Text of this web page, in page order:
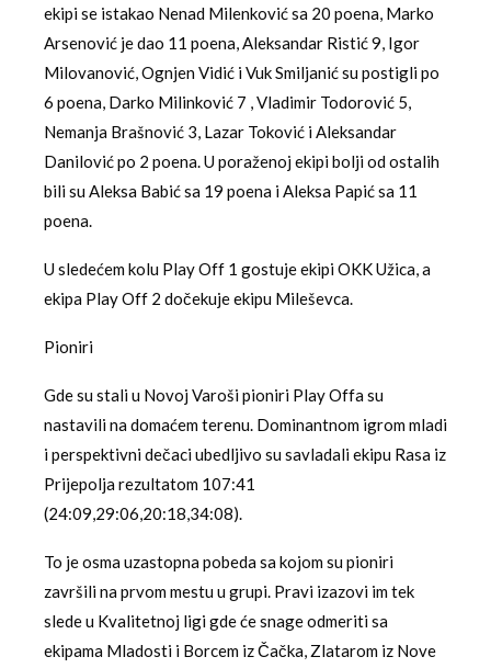
ekipi se istakao Nenad Milenković sa 20 poena, Marko
Arsenović je dao 11 poena, Aleksandar Ristić 9, Igor
Milovanović, Ognjen Vidić i Vuk Smiljanić su postigli po
6 poena, Darko Milinković 7 , Vladimir Todorović 5,
Nemanja Brašnović 3, Lazar Toković i Aleksandar
Danilović po 2 poena. U poraženoj ekipi bolji od ostalih
bili su Aleksa Babić sa 19 poena i Aleksa Papić sa 11
poena.
U sledećem kolu Play Off 1 gostuje ekipi OKK Užica, a
ekipa Play Off 2 dočekuje ekipu Mileševca.
Pioniri
Gde su stali u Novoj Varoši pioniri Play Offa su
nastavili na domaćem terenu. Dominantnom igrom mladi
i perspektivni dečaci ubedljivo su savladali ekipu Rasa iz
Prijepolja rezultatom 107:41
(24:09,29:06,20:18,34:08).
To je osma uzastopna pobeda sa kojom su pioniri
završili na prvom mestu u grupi. Pravi izazovi im tek
slede u Kvalitetnoj ligi gde će snage odmeriti sa
ekipama Mladosti i Borcem iz Čačka, Zlatarom iz Nove